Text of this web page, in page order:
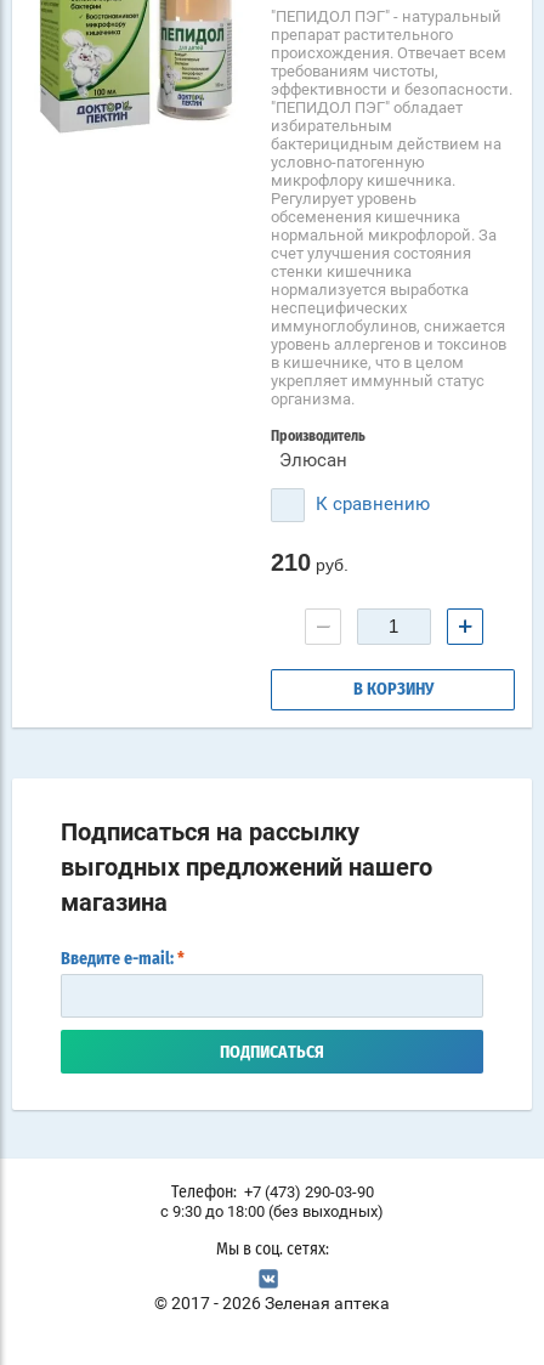
"ПЕПИДОЛ ПЭГ" - натуральный
препарат растительного
происхождения. Отвечает всем
требованиям чистоты,
эффективности и безопасности.
"ПЕПИДОЛ ПЭГ" обладает
избирательным
бактерицидным действием на
условно-патогенную
микрофлору кишечника.
Регулирует уровень
обсеменения кишечника
нормальной микрофлорой. За
счет улучшения состояния
стенки кишечника
нормализуется выработка
неспецифических
иммуноглобулинов, снижается
уровень аллергенов и токсинов
в кишечнике, что в целом
укрепляет иммунный статус
организма.
Производитель
Элюсан
К сравнению
210 руб.
− +
В КОРЗИНУ
Подписаться на рассылку
выгодных предложений нашего
магазина
Введите e-mail: *
ПОДПИСАТЬСЯ
Телефон: +7 (473) 290-03-90
с 9:30 до 18:00 (без выходных)
Мы в соц. сетях:
© 2017 - 2026 Зеленая аптека